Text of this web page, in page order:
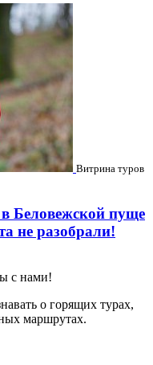
Витрина туров
Беловежской пуще
не разобрали!
с нами!
о горящих турах,
маршрутах.